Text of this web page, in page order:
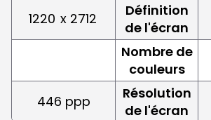
1220 x 2712
Définition
de l'écran
Nombre de
couleurs
446 ppp
Résolution
de l'écran